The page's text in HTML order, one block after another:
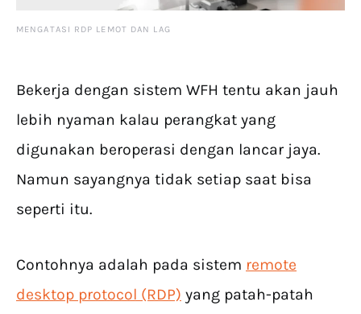
MENGATASI RDP LEMOT DAN LAG
Bekerja dengan sistem WFH tentu akan jauh
lebih nyaman kalau perangkat yang
digunakan beroperasi dengan lancar jaya.
Namun sayangnya tidak setiap saat bisa
seperti itu.
Contohnya adalah pada sistem remote
desktop protocol (RDP) yang patah-patah